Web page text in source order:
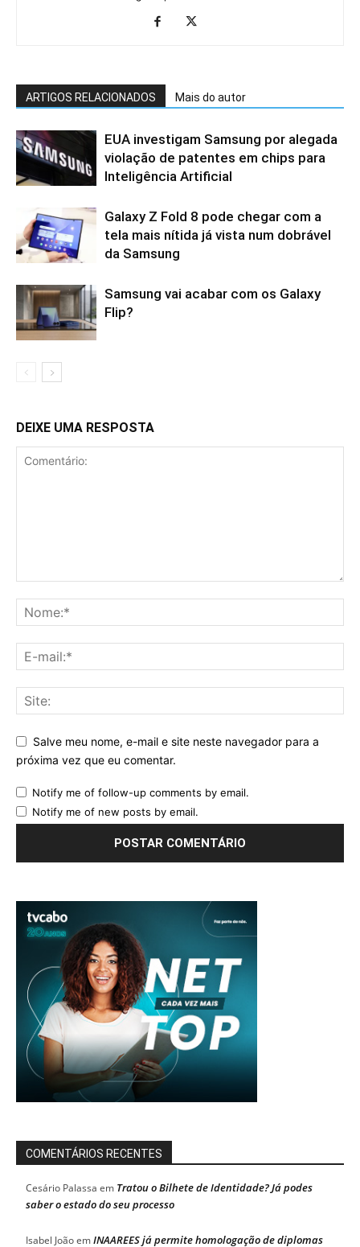
ARTIGOS RELACIONADOS Mais do autor
EUA investigam Samsung por alegada
violação de patentes em chips para
Inteligência Artificial
Galaxy Z Fold 8 pode chegar com a
tela mais nítida já vista num dobrável
da Samsung
Samsung vai acabar com os Galaxy
Flip?
DEIXE UMA RESPOSTA
Salve meu nome, e-mail e site neste navegador para a
próxima vez que eu comentar.
Notify me of follow-up comments by email.
Notify me of new posts by email.
COMENTÁRIOS RECENTES
Cesário Palassa em Tratou o Bilhete de Identidade? Já podes
saber o estado do seu processo
Isabel JoãoemINAAREES já permite homologação de diplomas